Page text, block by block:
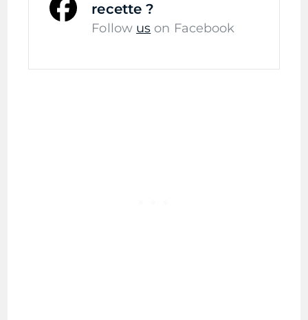
recette ?
Follow us on Facebook